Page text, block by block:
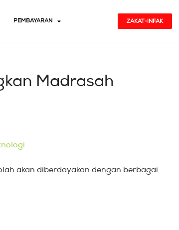
PEMBAYARAN ZAKAT-INFAK
Madrasah
akan diberdayakan dengan berbagai